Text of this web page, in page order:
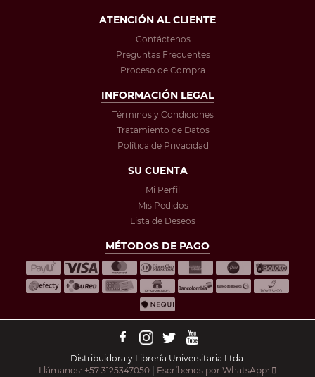
ATENCIÓN AL CLIENTE
Contáctenos
Preguntas Frecuentes
Proceso de Compra
INFORMACIÓN LEGAL
Términos y Condiciones
Tratamiento de Datos
Política de Privacidad
SU CUENTA
Mi Perfil
Mis Pedidos
Lista de Deseos
MÉTODOS DE PAGO
Distribuidora y Librería Universitaria Ltda.
Llámanos: +57 3125347050
Escríbenos por WhatsApp: